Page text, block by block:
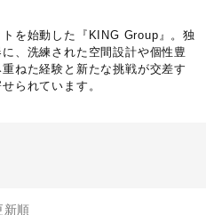
を始動した『KING Group』。独
、洗練された空間設計や個性豊
ねた経験と新たな挑戦が交差す
られています。
新順